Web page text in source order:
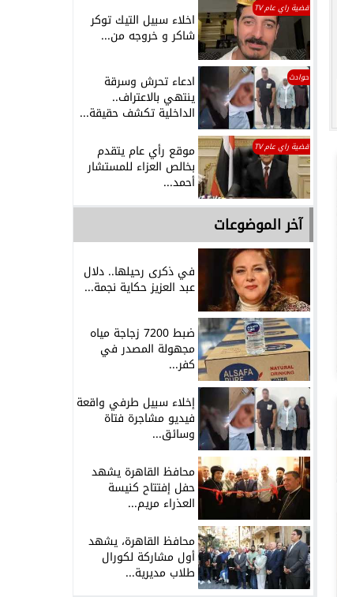
قضية راي عام TV
اخلاء سبيل التيك توكر
شاكر و خروجه من...
حوادث ادعاء تحرش وسرقة
ينتهي بالاعتراف..
الداخلية تكشف حقيقة...
قضية راي عام TV موقع رأي عام يتقدم
بخالص العزاء للمستشار
أحمد...
آخر الموضوعات
في ذكرى رحيلها.. دلال
عبد العزيز حكاية نجمة...
ضبط 7200 زجاجة مياه
مجهولة المصدر في
كفر...
إخلاء سبيل طرفي واقعة
فيديو مشاجرة فتاة
وسائق...
محافظ القاهرة يشهد
حفل إفتتاح كنيسة
العذراء مريم...
محافظ القاهرة، يشهد
أول مشاركة لكورال
طلاب مديرية...